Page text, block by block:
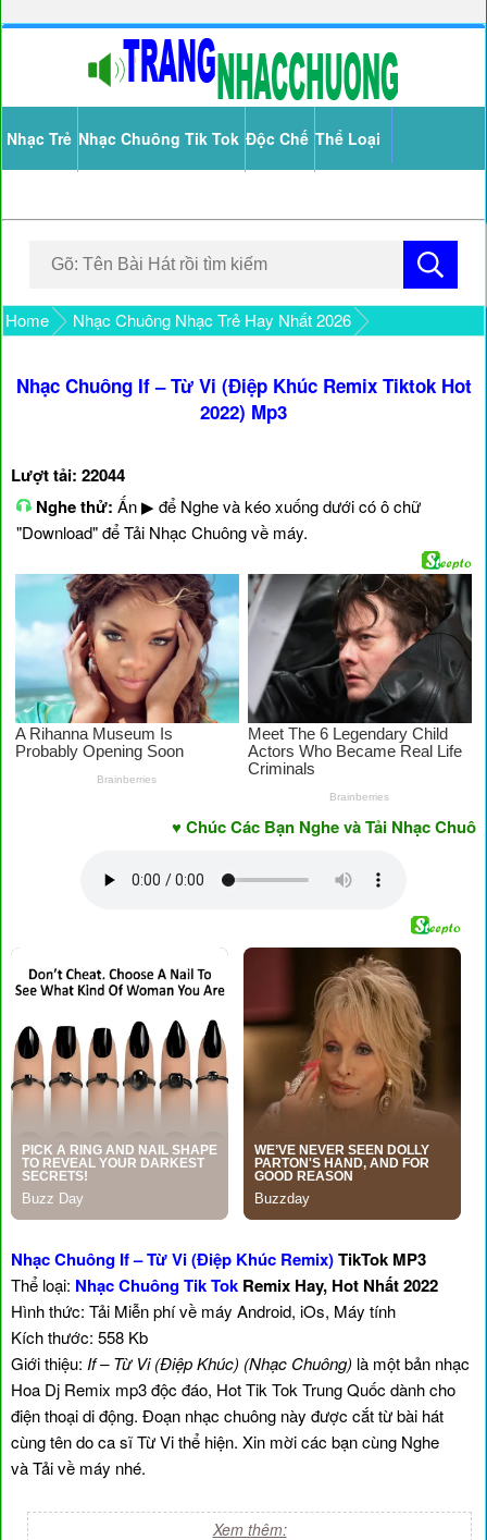
Nhạc Trẻ Nhạc Chuông Tik Tok Độc Chế Thể Loại
Home Nhạc Chuông Nhạc Trẻ Hay Nhất 2026
Nhạc Chuông If – Từ Vi (Điệp Khúc Remix Tiktok Hot
2022) Mp3
Lượt tải: 22044
Nghe thử: Ấn ▶ để Nghe và kéo xuống dưới có ô chữ
"Download" để Tải Nhạc Chuông về máy.
♥ Chúc Các Bạn Nghe và Tải Nhạc Chuông
Nhạc Chuông If – Từ Vi (Điệp Khúc Remix)TikTok MP3
Thể loại: Nhạc Chuông Tik Tok Remix Hay, Hot Nhất 2022
Hình thức: Tải Miễn phí về máy Android, iOs, Máy tính
Kích thước: 558 Kb
Giới thiệu: If – Từ Vi (Điệp Khúc) (Nhạc Chuông) là một bản nhạc
Hoa Dj Remix mp3 độc đáo, Hot Tik Tok Trung Quốc dành cho
điện thoại di động. Đoạn nhạc chuông này được cắt từ bài hát
cùng tên do ca sĩ Từ Vi thể hiện. Xin mời các bạn cùng Nghe
và Tải về máy nhé.
Xem thêm: